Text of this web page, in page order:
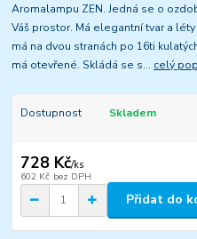
Aromalampu ZEN. Jedná se o
Váš prostor. Má elegantní tvar a
má na dvou stranách po 16ti
má otevřené. Skládá se s... celý
Dostupnost Skladem
728 Kč/ks
602 Kč bez DPH
Přidat do